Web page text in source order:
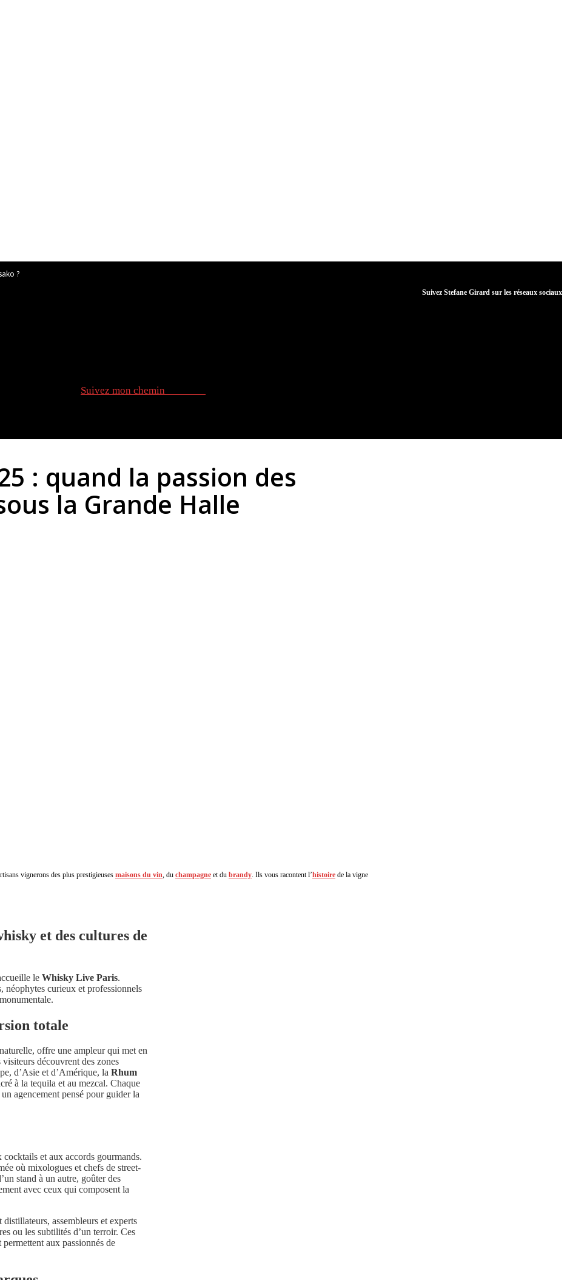
?
Suivez Stefane Girard sur les réseaux sociaux
Suivez mon chemin
: quand la passion des
la Grande Halle
vignerons des plus prestigieuses maisons du vin , du champagne et du brandy . Ils vous racontent l’histoire de la vigne
et des cultures de
le Whisky Live Paris.
néophytes curieux et professionnels
totale
offre une ampleur qui met en
visiteurs découvrent des zones
d’Asie et d’Amérique, la Rhum
à la tequila et au mezcal. Chaque
agencement pensé pour guider la
et aux accords gourmands.
où mixologues et chefs de street-
stand à un autre, goûter des
avec ceux qui composent la
distillateurs, assembleurs et experts
ou les subtilités d’un terroir. Ces
aux passionnés de